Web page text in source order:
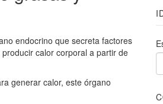
endocrino que secreta factores
calor corporal a partir de
generar calor, este órgano